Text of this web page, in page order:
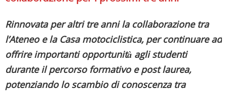
Rinnovata per altri tre anni la collaborazione tra
l’Ateneo e la Casa motociclistica, per continuare ad
offrire importanti opportunità agli studenti
durante il percorso formativo e post laurea,
potenziando lo scambio di conoscenza tra